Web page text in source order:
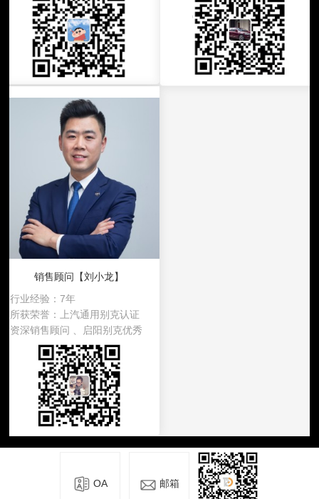
销售顾问【刘小龙】
行业经验： 7年
所获荣誉：
上汽通用别克认证
资深销售顾问 、启阳别克优秀
销售顾问
OA 邮箱